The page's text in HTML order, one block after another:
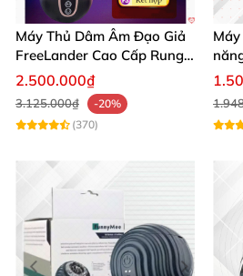
Máy Thủ Dâm Âm Đạo Giả
FreeLander Cao Cấp Rung
Thụt Đa Chức Năng
2.500.000₫
3.125.000₫
-20%
(370)